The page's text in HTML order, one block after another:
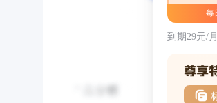
每
到期29元/